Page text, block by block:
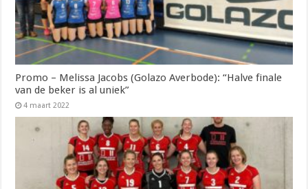
Promo – Melissa Jacobs (Golazo Averbode): “Halve finale
van de beker is al uniek”
4 maart 2022